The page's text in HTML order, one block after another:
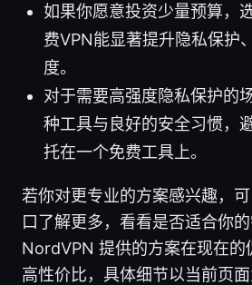
如果你愿意投资少量预算，
费VPN能显著提升隐私保护
度。
对于需要高强度隐私保护的
种工具与良好的安全习惯，
托在一个免费工具上。
若你对更专业的方案感兴趣，
口了解更多，看看是否适合你的
NordVPN 提供的方案在现在的
高性价比，具体细节以当前页面